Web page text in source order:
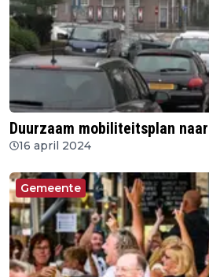
Duurzaam mobiliteitsplan
16 april 2024
Gemeente